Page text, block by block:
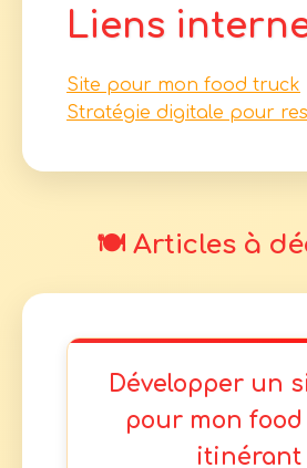
Liens
Site pour mon food truck
Stratégie digitale pour
🍽️ Articles à
Développer un
pour mon
itinérant